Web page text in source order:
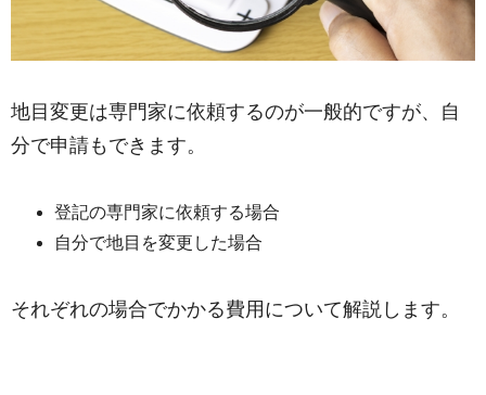
地目変更は専門家に依頼するのが一般的ですが、自
分で申請もできます。
登記の専門家に依頼する場合
自分で地目を変更した場合
それぞれの場合でかかる費用について解説します。